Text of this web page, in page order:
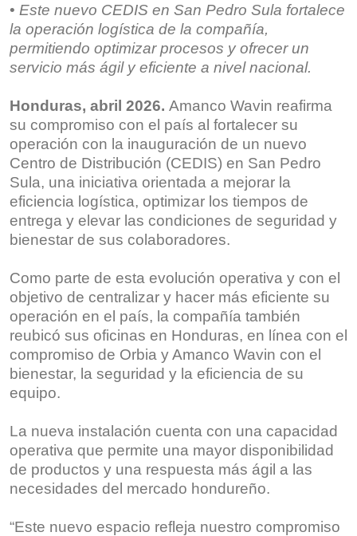
• Este nuevo CEDIS en San Pedro Sula fortalece
la operación logística de la compañía,
permitiendo optimizar procesos y ofrecer un
servicio más ágil y eficiente a nivel nacional.
Honduras, abril 2026. Amanco Wavin reafirma
su compromiso con el país al fortalecer su
operación con la inauguración de un nuevo
Centro de Distribución (CEDIS) en San Pedro
Sula, una iniciativa orientada a mejorar la
eficiencia logística, optimizar los tiempos de
entrega y elevar las condiciones de seguridad y
bienestar de sus colaboradores.
Como parte de esta evolución operativa y con el
objetivo de centralizar y hacer más eficiente su
operación en el país, la compañía también
reubicó sus oficinas en Honduras, en línea con el
compromiso de Orbia y Amanco Wavin con el
bienestar, la seguridad y la eficiencia de su
equipo.
La nueva instalación cuenta con una capacidad
operativa que permite una mayor disponibilidad
de productos y una respuesta más ágil a las
necesidades del mercado hondureño.
“Este nuevo espacio refleja nuestro compromiso